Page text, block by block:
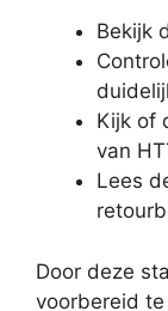
Bekijk
Kijk of
van
Lees
Door deze
voorbereid